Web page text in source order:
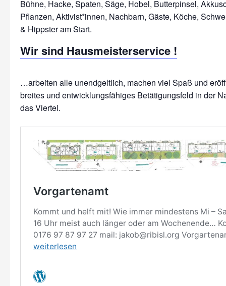
Bühne, Hacke, Spaten, Säge, Hobel, Butterpinsel,
Pflanzen, Aktivist*innen, Nachbarn, Gäste, Köche,
Wir sind Hausmeisterservice !
…arbeiten alle unendgeltlich, machen viel Spaß und
breites und entwicklungsfähiges Betätigungsfeld in der
das Viertel.